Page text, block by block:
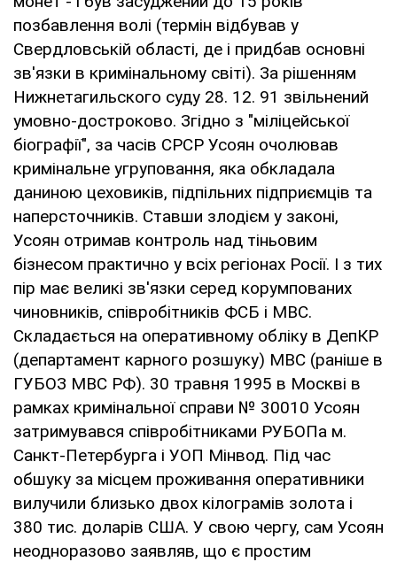
позбавлення волі (термін відбував у
Свердловській області, де і придбав основні
зв'язки в кримінальному світі). За рішенням
Нижнетагильского суду 28. 12. 91 звільнений
умовно-достроково. Згідно з "міліцейської
біографії", за часів СРСР Усоян очолював
кримінальне угруповання, яка обкладала
даниною цеховиків, підпільних підприємців та
наперсточників. Ставши злодієм у законі,
Усоян отримав контроль над тіньовим
бізнесом практично у всіх регіонах Росії. І з тих
пір має великі зв'язки серед корумпованих
чиновників, співробітників ФСБ і МВС.
Складається на оперативному обліку в ДепКР
(департамент карного розшуку) МВС (раніше в
ГУБОЗ МВС РФ). 30 травня 1995 в Москві в
рамках кримінальної справи № 30010 Усоян
затримувався співробітниками РУБОПа м.
Санкт-Петербурга і УОП Мінвод. Під час
обшуку за місцем проживання оперативники
вилучили близько двох кілограмів золота і
380 тис. доларів США. У свою чергу, сам Усоян
неодноразово заявляв, що є простим